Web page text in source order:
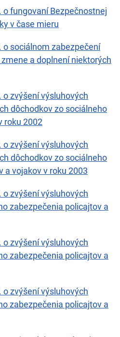
fungovaní Bezpečnostnej
v čase mieru
o sociálnom zabezpečení
a doplnení niektorých
zvýšení výsluhových
dôchodkov zo sociálneho
roku 2002
zvýšení výsluhových
dôchodkov zo sociálneho
a vojakov v roku 2003
zvýšení výsluhových
zabezpečenia policajtov a
zvýšení výsluhových
zabezpečenia policajtov a
zvýšení výsluhových
zabezpečenia policajtov a